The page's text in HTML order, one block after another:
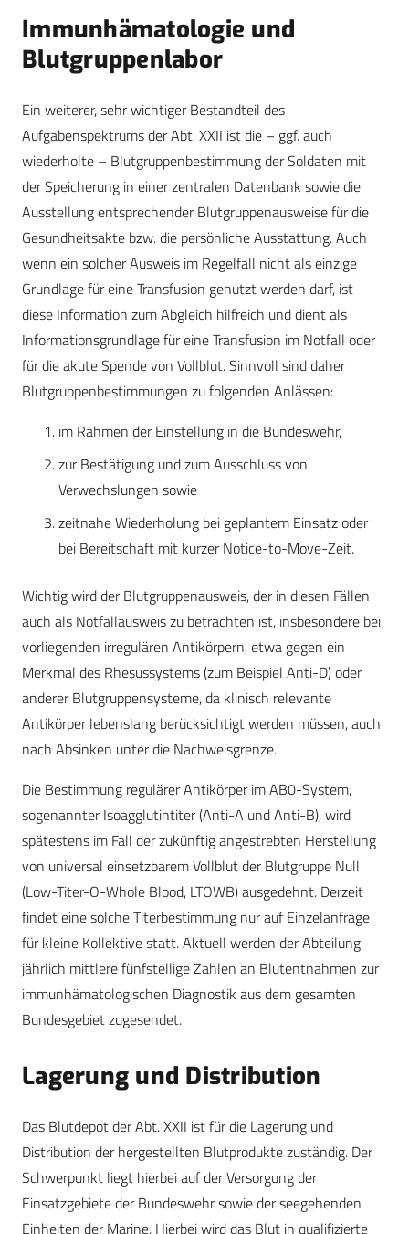
Immunhämatologie und
Blutgruppenlabor
Ein weiterer, sehr wichtiger Bestandteil des
Aufgabenspektrums der Abt. XXII ist die – ggf. auch
wiederholte – Blutgruppenbestimmung der Soldaten mit
der Speicherung in einer zentralen Datenbank sowie die
Ausstellung entsprechender Blutgruppenausweise für die
Gesundheitsakte bzw. die persönliche Ausstattung. Auch
wenn ein solcher Ausweis im Regelfall nicht als einzige
Grundlage für eine Transfusion genutzt werden darf, ist
diese Information zum Abgleich hilfreich und dient als
Informationsgrundlage für eine Transfusion im Notfall oder
für die akute Spende von Vollblut. Sinnvoll sind daher
Blutgruppenbestimmungen zu folgenden Anlässen:
im Rahmen der Einstellung in die Bundeswehr,
zur Bestätigung und zum Ausschluss von
Verwechslungen sowie
zeitnahe Wiederholung bei geplantem Einsatz oder
bei Bereitschaft mit kurzer Notice-to-Move-Zeit.
Wichtig wird der Blutgruppenausweis, der in diesen Fällen
auch als Notfallausweis zu betrachten ist, insbesondere bei
vorliegenden irregulären Antikörpern, etwa gegen ein
Merkmal des Rhesussystems (zum Beispiel Anti-D) oder
anderer Blutgruppensysteme, da klinisch relevante
Antikörper lebenslang berücksichtigt werden müssen, auch
nach Absinken unter die Nachweisgrenze.
Die Bestimmung regulärer Antikörper im AB0-System,
sogenannter Isoagglutintiter (Anti-A und Anti-B), wird
spätestens im Fall der zukünftig angestrebten Herstellung
von universal einsetzbarem Vollblut der Blutgruppe Null
(Low-Titer-O-Whole Blood, LTOWB) ausgedehnt. Derzeit
findet eine solche Titerbestimmung nur auf Einzelanfrage
für kleine Kollektive statt. Aktuell werden der Abteilung
jährlich mittlere fünfstellige Zahlen an Blutentnahmen zur
immunhämatologischen Diagnostik aus dem gesamten
Bundesgebiet zugesendet.
Lagerung und Distribution
Das Blutdepot der Abt. XXII ist für die Lagerung und
Distribution der hergestellten Blutprodukte zuständig. Der
Schwerpunkt liegt hierbei auf der Versorgung der
Einsatzgebiete der Bundeswehr sowie der seegehenden
Einheiten der Marine. Hierbei wird das Blut in qualifizierte